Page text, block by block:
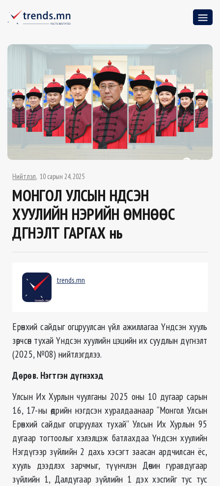
Нийтлэл 10 сарын 24, 2025
МОНГОЛ УЛСЫН ҮНДСЭН
ХУУЛИЙН НЭРИЙН ӨМНӨӨС
ДҮГНЭЛТ ГАРГАХ нь
trends.mn
Ерөнхий сайдыг огцруулсан үйл ажиллагаа Үндсэн хууль
зөрчсөн тухай Үндсэн хуулийн цэцийн их суудлын дүгнэлт
(2025, №08) нийтлэгдлээ.
Дөрөв. Нэгтгэн дүгнэхэд
Улсын Их Хурлын чуулганы 2025 оны 10 дугаар сарын
16, 17-ны өдрийн нэгдсэн хуралдаанаар “Монгол Улсын
Ерөнхий сайдыг огцруулах тухай” Улсын Их Хурлын 95
дугаар тогтоолыг хэлэлцэж батлахдаа Үндсэн хуулийн
Нэгдүгээр зүйлийн 2 дахь хэсэгт заасан ардчилсан ёс,
хууль дээдлэх зарчмыг, түүнчлэн Дөчин гуравдугаар
зүйлийн 1, Далдугаар зүйлийн 1 дэх хэсгийг тус тус